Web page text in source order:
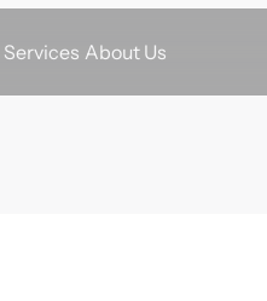
Services About Us